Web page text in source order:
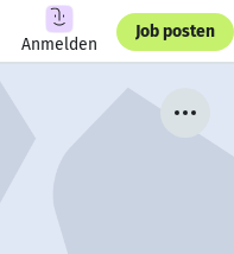
Anmelden
Job posten